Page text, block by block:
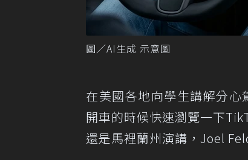
圖／AI生成 示意圖
在美國各地向學生講解分
開車的時候快速瀏覽一下
還是馬裡蘭州演講，Joel